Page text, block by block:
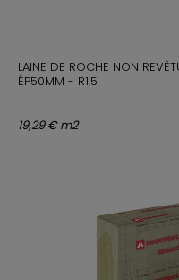
LAINE DE ROCHE NON
ÉP50MM - R1.5
19,29 € m2